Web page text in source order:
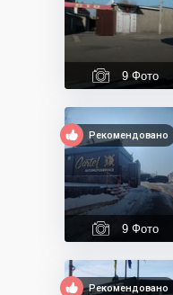
9 Фото
Рекомендовано
9 Фото
Рекомендовано